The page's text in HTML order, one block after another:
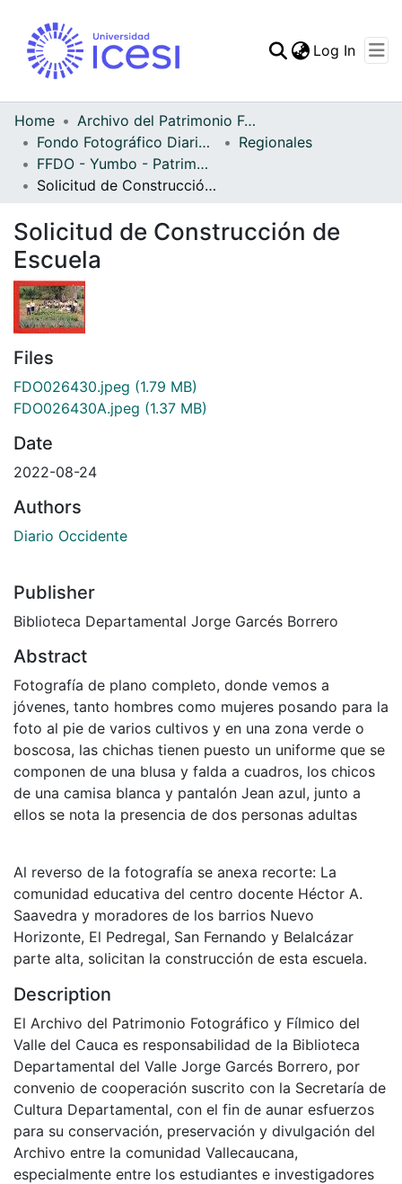
Statistics
Log In
Home
Archivo del Patrimonio Fotográfico y Fílmico del Valle del Cauca
Fondo Fotográfico Diario Occidente
Regionales
FFDO - Yumbo - Patrimonial
Solicitud de Construcción de Escuela
Solicitud de Construcción de
Escuela
Files
FDO026430.jpeg (1.79 MB)
FDO026430A.jpeg (1.37 MB)
Date
2022-08-24
Authors
Diario Occidente
Publisher
Biblioteca Departamental Jorge Garcés Borrero
Abstract
Fotografía de plano completo, donde vemos a
jóvenes, tanto hombres como mujeres posando para la
foto al pie de varios cultivos y en una zona verde o
boscosa, las chichas tienen puesto un uniforme que se
componen de una blusa y falda a cuadros, los chicos
de una camisa blanca y pantalón Jean azul, junto a
ellos se nota la presencia de dos personas adultas
Al reverso de la fotografía se anexa recorte: La
comunidad educativa del centro docente Héctor A.
Saavedra y moradores de los barrios Nuevo
Horizonte, El Pedregal, San Fernando y Belalcázar
parte alta, solicitan la construcción de esta escuela.
Description
El Archivo del Patrimonio Fotográfico y Fílmico del
Valle del Cauca es responsabilidad de la Biblioteca
Departamental del Valle Jorge Garcés Borrero, por
convenio de cooperación suscrito con la Secretaría de
Cultura Departamental, con el fin de aunar esfuerzos
para su conservación, preservación y divulgación del
Archivo entre la comunidad Vallecaucana,
especialmente entre los estudiantes e investigadores